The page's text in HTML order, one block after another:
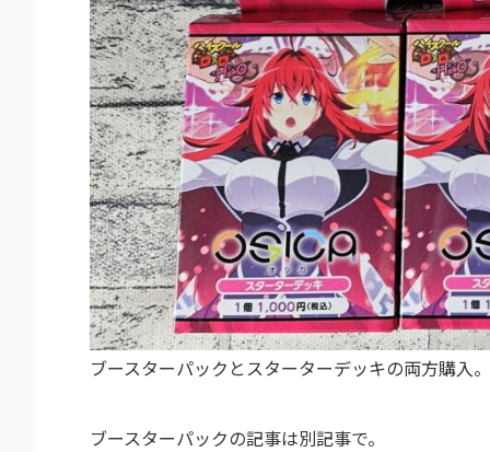
ブースターパックとスターターデッキの両方購入。
ブースターパックの記事は別記事で。